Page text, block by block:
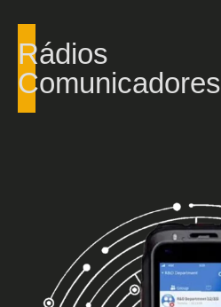
Rádios
Comunicadores